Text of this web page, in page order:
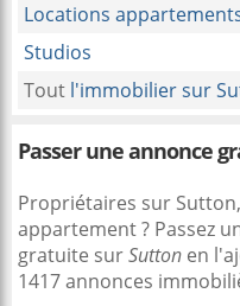
Locations
Studios
Tout l'immobilier sur
Passer une annonce
Propriétaires sur
appartement ? Passez
gratuite surSutton en
1417 annonces